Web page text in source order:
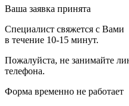
Ваша заявка принята
Специалист свяжется с Вами
в течение 10-15 минут.
Пожалуйста, не занимайте
телефона.
Форма временно не работает